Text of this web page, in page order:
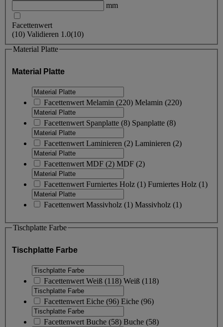
mm
Facettenwert
(10) Validieren 1.0(10)
Material Platte
Material Platte
Facettenwert Melamin (220) Melamin (220)
Facettenwert Spanplatte (8) Spanplatte (8)
Facettenwert Laminieren (2) Laminieren (2)
Facettenwert MDF (2) MDF (2)
Facettenwert Furniertes Holz (1) Furniertes Holz (1)
Facettenwert Massivholz (1) Massivholz (1)
Tischplatte Farbe
Tischplatte Farbe
Facettenwert Weiß (118) Weiß (118)
Facettenwert Eiche (96) Eiche (96)
Facettenwert Buche (58) Buche (58)